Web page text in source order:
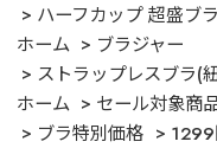
ハーフカップ 超盛ブ
ホーム
ブラジャー
ストラップレスブラ(
ホーム
セール対象商
ブラ特別価格